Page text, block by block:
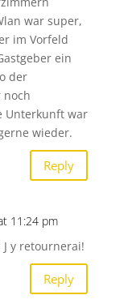
war super,
im Vorfeld
ein
der
noch
Unterkunft war
wieder.
Reply
11:24 pm
y retournerai!
Reply